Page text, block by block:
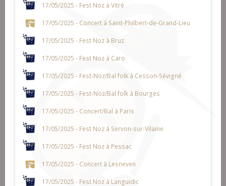
17/05/2025 - Fest Noz à Vitré
17/05/2025 - Concert à Saint-Philbert-de-Grand-Lieu
17/05/2025 - Fest Noz à Bruz
17/05/2025 - Fest Noz à Caro
17/05/2025 - Fest-Noz/Bal folk à Cesson-Sévigné
17/05/2025 - Fest-Noz/Bal folk à Bourges
17/05/2025 - Concert/Bal à Paris
17/05/2025 - Fest Noz à Servon-sur-Vilaine
17/05/2025 - Fest Noz à Pessac
17/05/2025 - Concert à Lesneven
17/05/2025 - Fest Noz à Languidic